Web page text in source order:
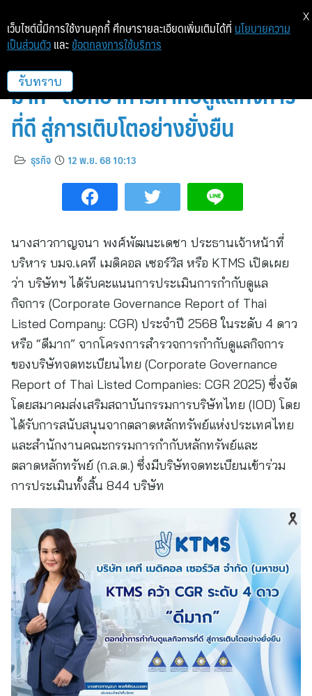
KTMS คว้า CGR ระดับ 4 ดาว “ดี
มาก” ตอกย้ำการกำกับดูแลกิจการ
ที่ดี สู่การเติบโตอย่างยั่งยืน
ธุรกิจ 12 พ.ย. 68 10:13
นางสาวกาญจนา พงศ์พัฒนะเดชา ประธานเจ้าหน้าที่
บริหาร บมจ.เคที เมดิคอล เซอร์วิส หรือ KTMS เปิดเผย
ว่า บริษัทฯ ได้รับคะแนนการประเมินการกำกับดูแล
กิจการ (Corporate Governance Report of Thai
Listed Company: CGR) ประจำปี 2568 ในระดับ 4 ดาว
หรือ “ดีมาก” จากโครงการสำรวจการกำกับดูแลกิจการ
ของบริษัทจดทะเบียนไทย (Corporate Governance
Report of Thai Listed Companies: CGR 2025) ซึ่งจัด
โดยสมาคมส่งเสริมสถาบันกรรมการบริษัทไทย (IOD) โดย
ได้รับการสนับสนุนจากตลาดหลักทรัพย์แห่งประเทศไทย
และสำนักงานคณะกรรมการกำกับหลักทรัพย์และ
ตลาดหลักทรัพย์ (ก.ล.ต.) ซึ่งมีบริษัทจดทะเบียนเข้าร่วม
การประเมินทั้งสิ้น 844 บริษัท
เว็บไซต์นี้มีการใช้งานคุกกี้ ศึกษารายละเอียดเพิ่มเติมได้ที่ นโยบายความ
เป็นส่วนตัว และ ข้อตกลงการใช้บริการ
รับทราบ
X